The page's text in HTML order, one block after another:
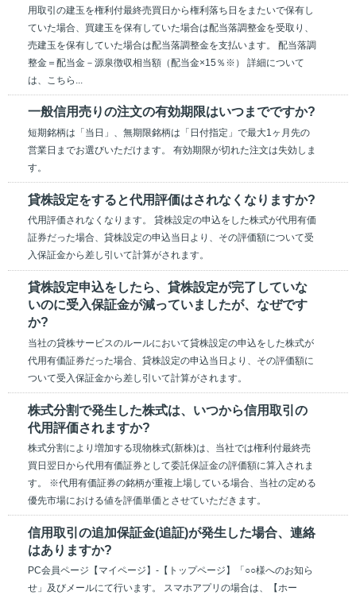
用取引の建玉を権利付最終売買日から権利落ち日をまたいで保有し
ていた場合、買建玉を保有していた場合は配当落調整金を受取り、
売建玉を保有していた場合は配当落調整金を支払います。 配当落調
整金＝配当金－源泉徴収相当額（配当金×15％※） 詳細について
は、こちら...
一般信用売りの注文の有効期限はいつまでですか?
短期銘柄は「当日」、無期限銘柄は「日付指定」で最大1ヶ月先の
営業日までお選びいただけます。 有効期限が切れた注文は失効しま
す。
貸株設定をすると代用評価はされなくなりますか?
代用評価されなくなります。 貸株設定の申込をした株式が代用有価
証券だった場合、貸株設定の申込当日より、その評価額について受
入保証金から差し引いて計算がされます。
貸株設定申込をしたら、貸株設定が完了していな
いのに受入保証金が減っていましたが、なぜです
か?
当社の貸株サービスのルールにおいて貸株設定の申込をした株式が
代用有価証券だった場合、貸株設定の申込当日より、その評価額に
ついて受入保証金から差し引いて計算がされます。
株式分割で発生した株式は、いつから信用取引の
代用評価されますか?
株式分割により増加する現物株式(新株)は、当社では権利付最終売
買日翌日から代用有価証券として委託保証金の評価額に算入されま
す。 ※代用有価証券の銘柄が重複上場している場合、当社の定める
優先市場における値を評価単価とさせていただきます。
信用取引の追加保証金(追証)が発生した場合、連絡
はありますか?
PC会員ページ【マイページ】-【トップページ】「○○様へのお知ら
せ」及びメールにて行います。 スマホアプリの場合は、【ホー